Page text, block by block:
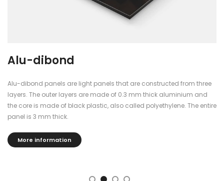
Alu-dibond
Alu-dibond panels are light panels that are constructed from three
layers. The outer layers are made of 0.3 mm thick aluminium and
the core is made of black plastic, also called polyethylene. The entire
panel is 3 mm thick.
More information